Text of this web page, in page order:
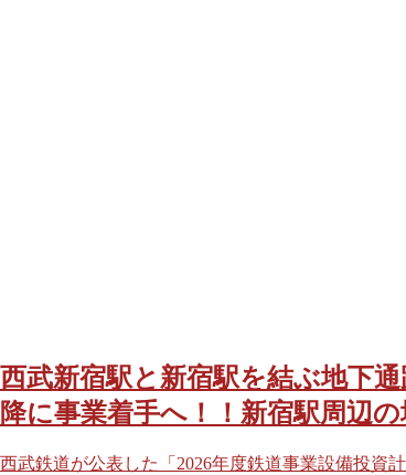
西武新宿駅と新宿駅を結ぶ地下
降に事業着手へ！！新宿駅周辺
西武鉄道が公表した「2026年度鉄道事業設備投資